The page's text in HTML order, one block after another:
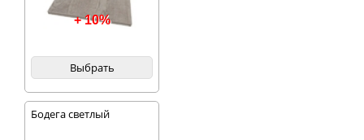
+ 10%
Выбрать
Бодега светлый